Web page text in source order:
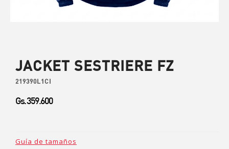
JACKET SESTRIERE FZ
219390L1CI
Gs. 359.600
Guía de tamaños